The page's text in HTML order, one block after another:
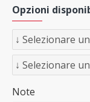
Opzioni
Note